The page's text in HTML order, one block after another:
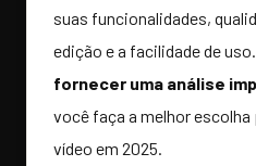
suas funcionalidades,
edição e a facilidade de uso.
fornecer uma análise
você faça a melhor
vídeo em 2025.